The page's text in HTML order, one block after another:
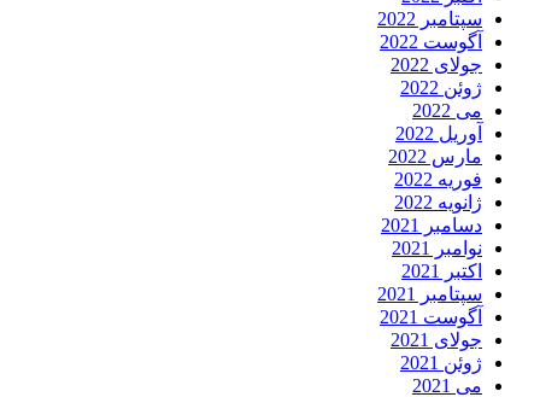
سپتامبر 2022
آگوست 2022
جولای 2022
ژوئن 2022
می 2022
آوریل 2022
مارس 2022
فوریه 2022
ژانویه 2022
دسامبر 2021
نوامبر 2021
اکتبر 2021
سپتامبر 2021
آگوست 2021
جولای 2021
ژوئن 2021
می 2021